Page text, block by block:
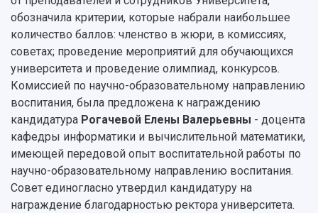
Фирменный стиль
Устойчивое развитие
Кампус
3D-тур по университету
Музеи
Учебный аэродром
Центр истории авиационных двигателей
Ботанический сад
Умный дом бабочек
Международный межвузовский кампус
Видеолекции
Противодействие COVID-19
Отчеты о научно-исследовательской
деятельности
Журналы Самарского университета
Научные конференции
Патенты
Публикации и издания
Отчеты о проведенных конференциях
обозначила критерии, которые набрали наибольшее
количество баллов: членство в жюри, в комиссиях,
советах; проведение мероприятий для обучающихся
университета и проведение олимпиад, конкурсов.
Комиссией по научно-образовательному направлению
воспитания, была предложена к награждению
кандидатура Рогачевой Елены Валерьевны - доцента
кафедры информатики и вычислительной математики,
имеющей передовой опыт воспитательной работы по
научно-образовательному направлению воспитания.
Совет единогласно утвердил кандидатуру на
награждение благодарностью ректора университета.